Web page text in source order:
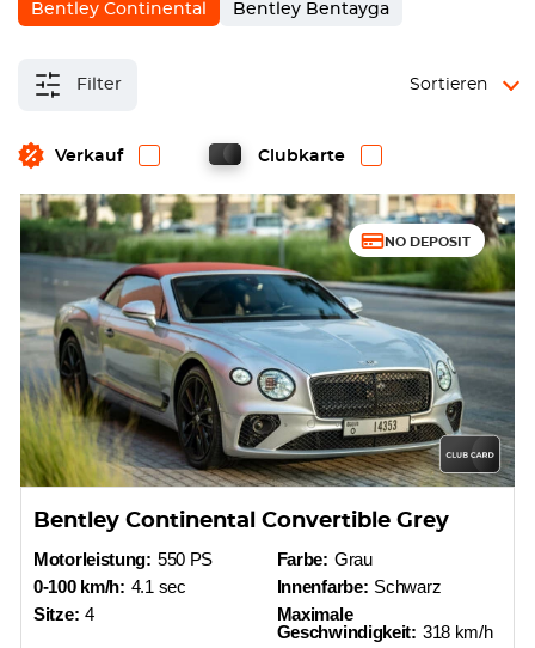
Bentley Continental Bentley Bentayga
Filter
Verkauf Clubkarte
Sortieren
NO DEPOSIT
Bentley Continental Convertible Grey
Motorleistung: 550 PS
0-100 km/h: 4.1 sec
Sitze: 4
Farbe: Grau
Innenfarbe: Schwarz
Maximale
Geschwindigkeit: 318 km/h